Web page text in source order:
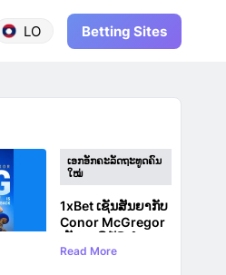
LO Betting Sites
ເອກອັກຄະລັດຖະທູດຄົນ
ໃໝ່
1xBet ເຊັນສັນຍາກັບ
Conor McGregor
ກ່ອນການກັບມາ UFC
Read More